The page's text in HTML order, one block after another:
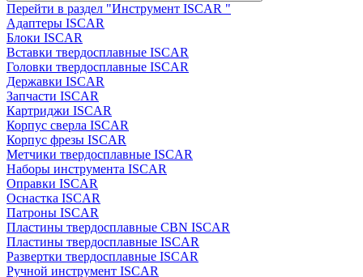
Перейти в раздел "Инструмент ISCAR "
Адаптеры ISCAR
Блоки ISCAR
Вставки твердосплавные ISCAR
Головки твердосплавные ISCAR
Державки ISCAR
Запчасти ISCAR
Картриджи ISCAR
Корпус сверла ISCAR
Корпус фрезы ISCAR
Метчики твердосплавные ISCAR
Наборы инструмента ISCAR
Оправки ISCAR
Оснастка ISCAR
Патроны ISCAR
Пластины твердосплавные CBN ISCAR
Пластины твердосплавные ISCAR
Развертки твердосплавные ISCAR
Ручной инструмент ISCAR